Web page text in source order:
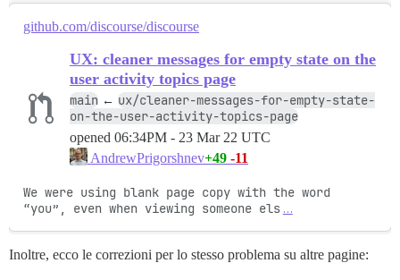
github.com/discourse/discourse
UX: cleaner messages for empty state on the
user activity topics page
main ← ux/cleaner-messages-for-empty-state-
on-the-user-activity-topics-page
opened 06:34PM - 23 Mar 22 UTC
AndrewPrigorshnev+49 -11
We were using blank page copy with the word
“you”, even when viewing someone els …
Inoltre, ecco le correzioni per lo stesso problema su altre pagine: